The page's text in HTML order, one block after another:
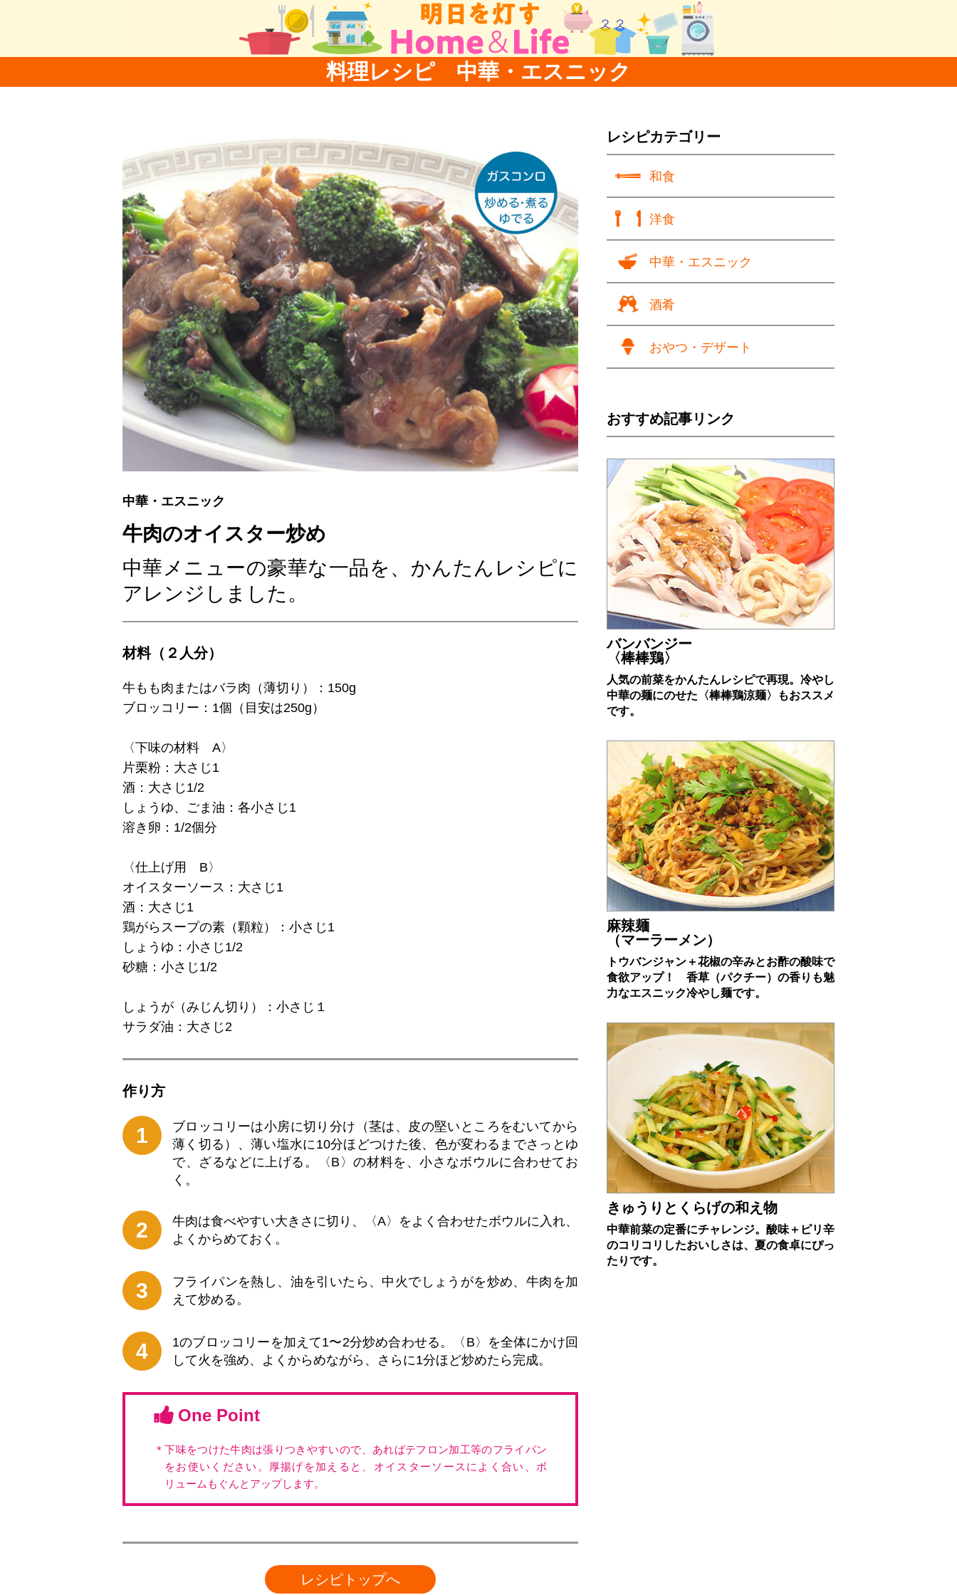
料理レシピ 中華・エスニック
レシピカテゴリー
和食
洋食
中華・エスニック
酒肴
おやつ・デザート
おすすめ記事リンク
バンバンジー
〈棒棒鶏〉
人気の前菜をかんたんレシピで再現。冷やし
中華の麺にのせた〈棒棒鶏涼麺〉もおススメ
です。
麻辣麺
（マーラーメン）
トウバンジャン＋花椒の辛みとお酢の酸味で
食欲アップ！ 香草（パクチー）の香りも魅
力なエスニック冷やし麺です。
きゅうりとくらげの和え物
中華前菜の定番にチャレンジ。酸味＋ピリ辛
のコリコリしたおいしさは、夏の食卓にぴっ
たりです。
中華・エスニック
牛肉のオイスター炒め
中華メニューの豪華な一品を、かんたんレシピに
アレンジしました。
材料（２人分）
牛もも肉またはバラ肉（薄切り）：150g
ブロッコリー：1個（目安は250g）
〈下味の材料 A〉
片栗粉：大さじ1
酒：大さじ1/2
しょうゆ、ごま油：各小さじ1
溶き卵：1/2個分
〈仕上げ用 B〉
オイスターソース：大さじ1
酒：大さじ1
鶏がらスープの素（顆粒）：小さじ1
しょうゆ：小さじ1/2
砂糖：小さじ1/2
しょうが（みじん切り）：小さじ１
サラダ油：大さじ2
作り⽅
1
ブロッコリーは小房に切り分け（茎は、皮の堅いところをむいてから
薄く切る）、薄い塩水に10分ほどつけた後、色が変わるまでさっとゆ
で、ざるなどに上げる。〈B〉の材料を、小さなボウルに合わせてお
く。
2
牛肉は食べやすい大きさに切り、〈A〉をよく合わせたボウルに入れ、
よくからめておく。
3
フライパンを熱し、油を引いたら、中火でしょうがを炒め、牛肉を加
えて炒める。
4
1のブロッコリーを加えて1〜2分炒め合わせる。〈B〉を全体にかけ回
して火を強め、よくからめながら、さらに1分ほど炒めたら完成。
One Point
＊下味をつけた牛肉は張りつきやすいので、あればテフロン加工等のフライパン
をお使いください。厚揚げを加えると、オイスターソースによく合い、ボ
リュームもぐんとアップします。
レシピトップへ